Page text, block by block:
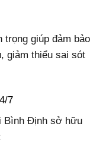
trọng giúp đảm bảo
giảm thiểu sai sót
7
Bình Định sở hữu